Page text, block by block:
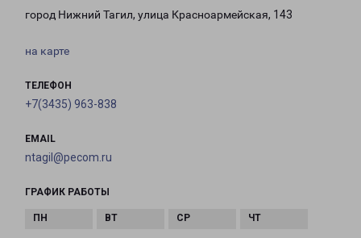
город Нижний Тагил, улица Красноармейская, 143
на карте
ТЕЛЕФОН
+7(3435) 963-838
EMAIL
ntagil@pecom.ru
ГРАФИК РАБОТЫ